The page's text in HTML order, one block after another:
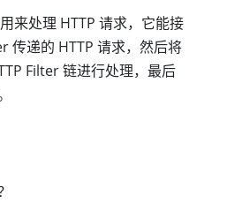
来处理 HTTP 请求，它能接
传递的 HTTP 请求，然后将
Filter 链进行处理，最后